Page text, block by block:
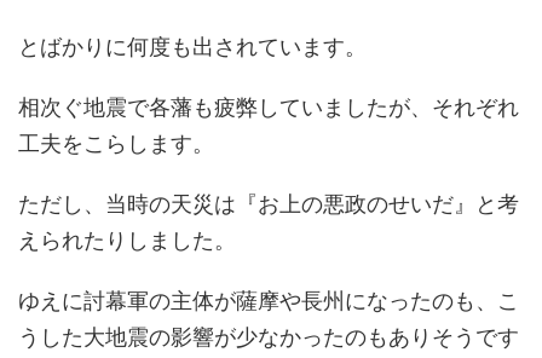
とばかりに何度も出されています。
相次ぐ地震で各藩も疲弊していましたが、それぞれ
工夫をこらします。
ただし、当時の天災は『お上の悪政のせいだ』と考
えられたりしました。
ゆえに討幕軍の主体が薩摩や長州になったのも、こ
うした大地震の影響が少なかったのもありそうです